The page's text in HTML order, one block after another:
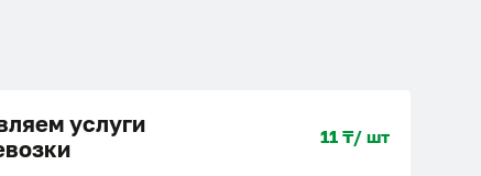
услуги
11 ₸/ шт